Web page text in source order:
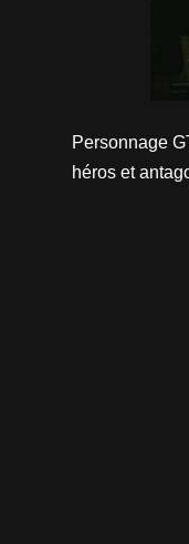
Personnage
héros et